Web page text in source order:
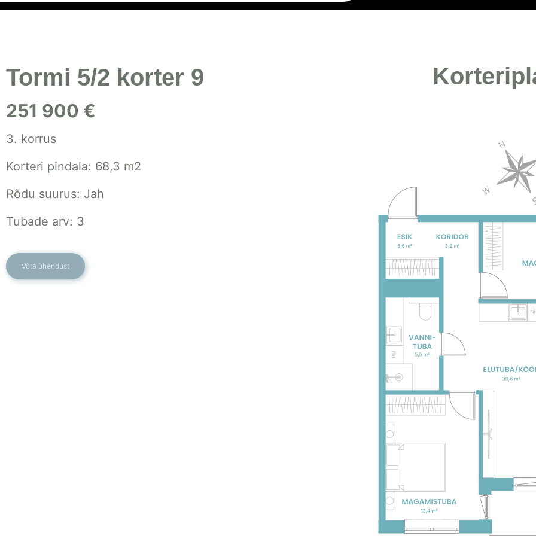
Tormi 5/2 korter 9
251 900 €
3. korrus
Korteri pindala: 68,3 m2
Rõdu suurus: Jah
Tubade arv: 3
Võta ühendust